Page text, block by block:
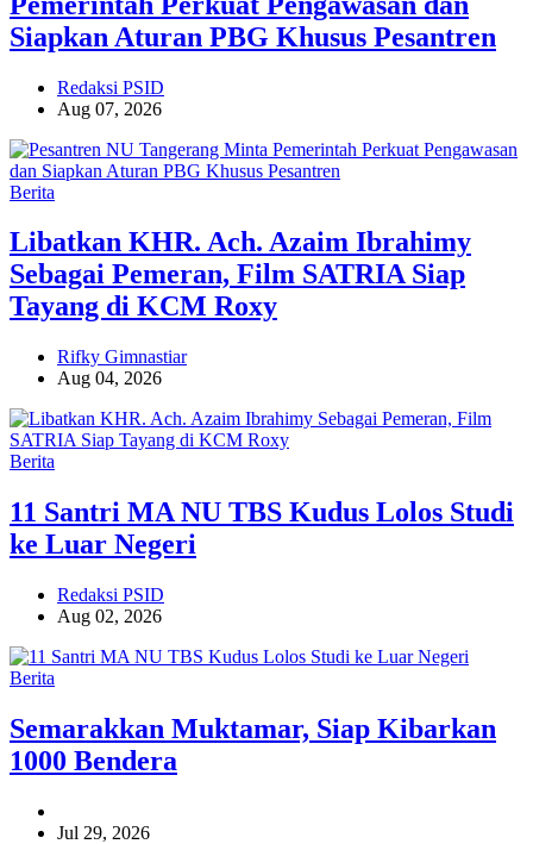
Siapkan Aturan PBG Khusus Pesantren
Redaksi PSID
Aug 07, 2026
Berita
Libatkan KHR. Ach. Azaim Ibrahimy
Sebagai Pemeran, Film SATRIA Siap
Tayang di KCM Roxy
Rifky Gimnastiar
Aug 04, 2026
Berita
11 Santri MA NU TBS Kudus Lolos Studi
ke Luar Negeri
Redaksi PSID
Aug 02, 2026
Berita
Semarakkan Muktamar, Siap Kibarkan
1000 Bendera
Jul 29, 2026